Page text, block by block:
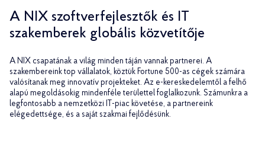
A NIX szoftverfejlesztők és IT
szakemberek globális közvetítője
A NIX csapatának a világ minden táján vannak partnerei. A
szakembereink top vállalatok, köztük Fortune 500-as cégek számára
valósítanak meg innovatív projekteket. Az e-kereskedelemtől a felhő
alapú megoldásokig mindenféle területtel foglalkozunk. Számunkra a
legfontosabb a nemzetközi IT-piac követése, a partnereink
elégedettsége, és a saját szakmai fejlődésünk.